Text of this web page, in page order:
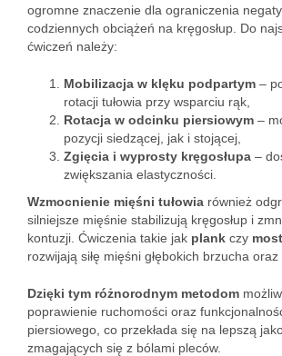
ogromne znaczenie dla ograniczenia
codziennych obciążeń na kręgosłup. Do
ćwiczeń należy:
Mobilizacja w klęku podpartym –
rotacji tułowia przy wsparciu rąk,
Rotacja w odcinku piersiowym –
pozycji siedzącej, jak i stojącej,
Zgięcia i wyprosty kręgosłupa –
zwiększania elastyczności.
Wzmocnienie mięśni tułowia również
silniejsze mięśnie stabilizują kręgosłup i
kontuzji. Ćwiczenia takie jak plank czy
rozwijają siłę mięśni głębokich brzucha oraz
Dzięki tym różnorodnym metodom
poprawienie ruchomości oraz
piersiowego, co przekłada się na lepszą
zmagających się z bólami pleców.